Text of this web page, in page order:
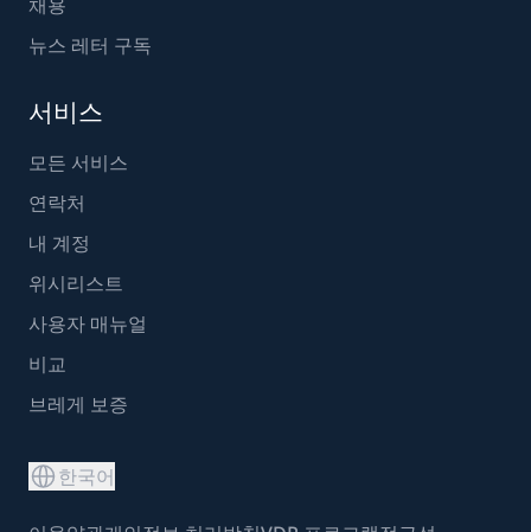
채용
뉴스 레터 구독
서비스
모든 서비스
연락처
내 계정
위시리스트
사용자 매뉴얼
비교
브레게 보증
한국어